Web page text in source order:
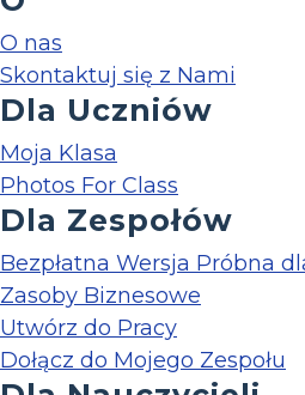
O nas
Skontaktuj się z Nami
Dla Uczniów
Moja Klasa
Photos For Class
Dla Zespołów
Bezpłatna Wersja Próbna
Zasoby Biznesowe
Utwórz do Pracy
Dołącz do Mojego Zespołu